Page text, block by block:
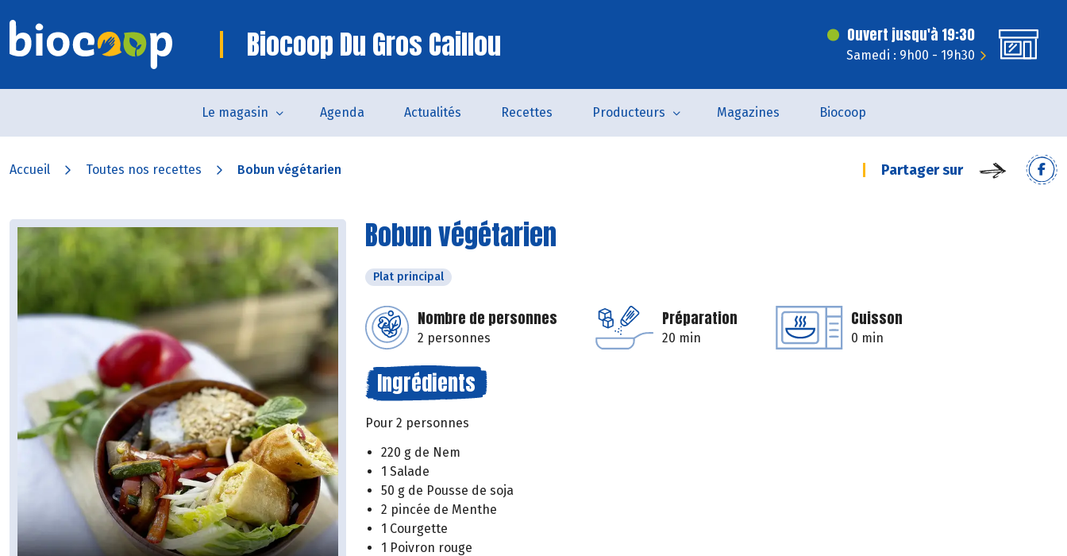
Biocoop Du Gros Caillou Ouvert jusqu'à 19:30
Samedi : 9h00 - 19h30
Le magasin Agenda Actualités Recettes Producteurs Magazines Biocoop
Accueil Toutes nos recettes Bobun végétarien Partager sur
Bobun végétarien
Plat principal
Nombre de personnes
2 personnes
Préparation
20 min
Cuisson
0 min
Ingrédients
Pour 2 personnes
220 g de Nem
1 Salade
50 g de Pousse de soja
2 pincée de Menthe
1 Courgette
1 Poivron rouge